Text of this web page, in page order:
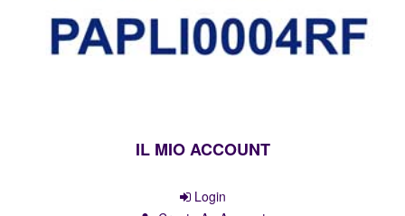
IL MIO ACCOUNT
Login